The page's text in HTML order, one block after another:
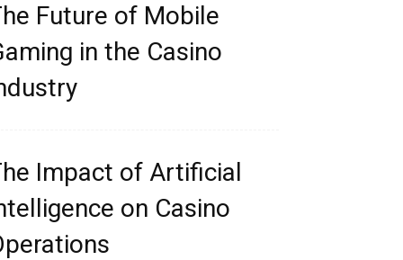
Future of Mobile
in the Casino
Impact of Artificial
on Casino